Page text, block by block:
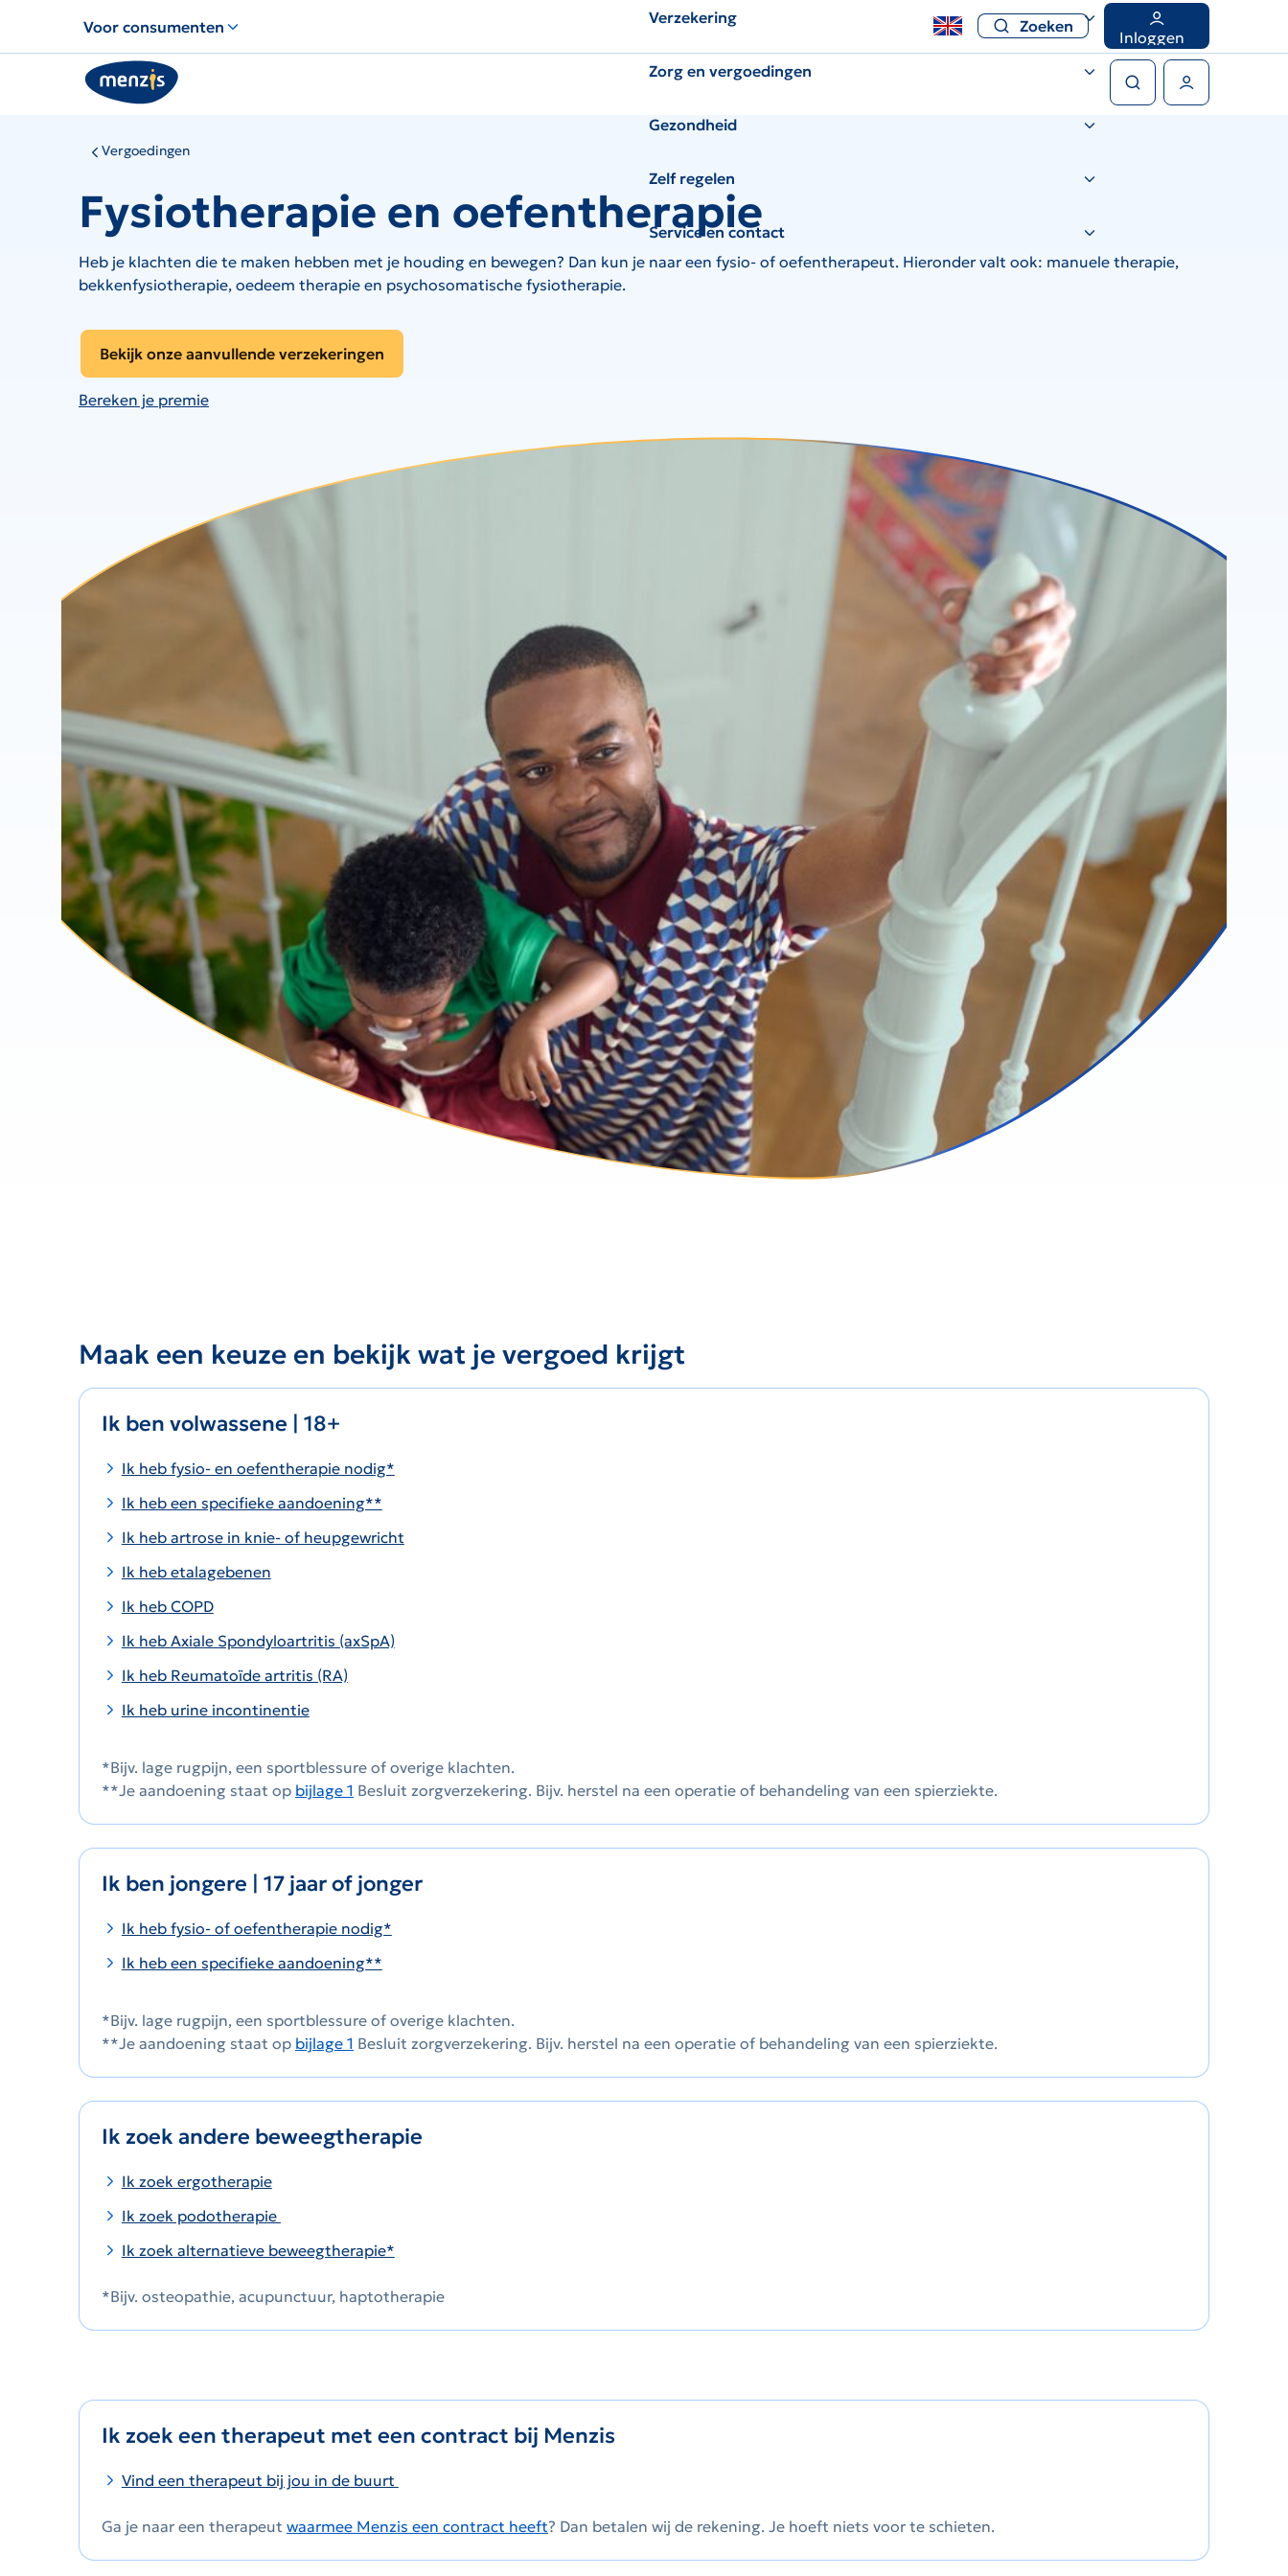
voor
snelle
navigatie
Voor consumenten Zoeken
Inloggen
Verzekering
Zorg en vergoedingen
Gezondheid
Zelf regelen
Service en contact
Vergoedingen
Fysiotherapie en oefentherapie
Heb je klachten die te maken hebben met je houding en bewegen? Dan kun je naar een fysio- of oefentherapeut. Hieronder valt ook: manuele therapie,
bekkenfysiotherapie, oedeem therapie en psychosomatische fysiotherapie.
Bekijk onze aanvullende verzekeringen
Bereken je premie
Maak een keuze en bekijk wat je vergoed krijgt
Ik ben volwassene | 18+
Ik heb fysio- en oefentherapie nodig*
Ik heb een specifieke aandoening**
Ik heb artrose in knie- of heupgewricht
Ik heb etalagebenen
Ik heb COPD
Ik heb Axiale Spondyloartritis (axSpA)
Ik heb Reumatoïde artritis (RA)
Ik heb urine incontinentie
*Bijv. lage rugpijn, een sportblessure of overige klachten.
**Je aandoening staat op bijlage 1 Besluit zorgverzekering. Bijv. herstel na een operatie of behandeling van een spierziekte.
Ik ben jongere | 17 jaar of jonger
Ik heb fysio- of oefentherapie nodig*
Ik heb een specifieke aandoening**
*Bijv. lage rugpijn, een sportblessure of overige klachten.
**Je aandoening staat op bijlage 1 Besluit zorgverzekering. Bijv. herstel na een operatie of behandeling van een spierziekte.
Ik zoek andere beweegtherapie
Ik zoek ergotherapie
Ik zoek podotherapie
Ik zoek alternatieve beweegtherapie*
*Bijv. osteopathie, acupunctuur, haptotherapie
Ik zoek een therapeut met een contract bij Menzis
Vind een therapeut bij jou in de buurt
Ga je naar een therapeut waarmee Menzis een contract heeft? Dan betalen wij de rekening. Je hoeft niets voor te schieten.